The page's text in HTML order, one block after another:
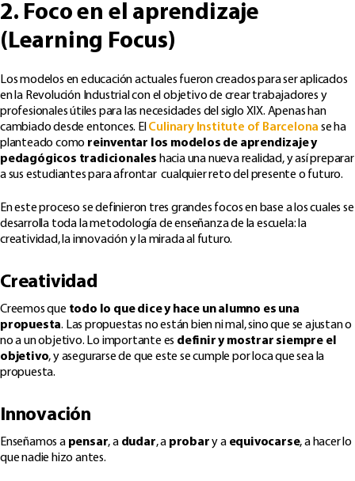
2. Foco en el aprendizaje
(Learning Focus)
Los modelos en educación actuales fueron creados para ser aplicados
en la Revolución Industrial con el objetivo de crear trabajadores y
profesionales útiles para las necesidades del siglo XIX. Apenas han
cambiado desde entonces. El Culinary Institute of Barcelona se ha
planteado como reinventar los modelos de aprendizaje y
pedagógicos tradicionales hacia una nueva realidad, y así preparar
a sus estudiantes para afrontar cualquier reto del presente o futuro.
En este proceso se definieron tres grandes focos en base a los cuales se
desarrolla toda la metodología de enseñanza de la escuela: la
creatividad, la innovación y la mirada al futuro.
Creatividad
Creemos que todo lo que dice y hace un alumno es una
propuesta. Las propuestas no están bien ni mal, sino que se ajustan o
no a un objetivo. Lo importante es d efinir y mostrar siempre el
objetivo, y asegurarse de que este se cumple por loca que sea la
propuesta.
Innovación
Enseñamos a pensar, a dudar, a probary a equivocarse, a hacer lo
que nadie hizo antes.